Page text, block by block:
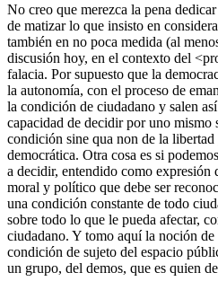
No creo que merezca la pena
de matizar lo que insisto en
también en no poca medida (al
discusión hoy, en el contexto del
falacia. Por supuesto que la
la autonomía, con el proceso de
la condición de ciudadano y salen
capacidad de decidir por uno mismo
condición sine qua non de la
democrática. Otra cosa es si
a decidir, entendido como expresión
moral y político que debe ser
una condición constante de todo
sobre todo lo que le pueda afectar,
ciudadano. Y tomo aquí la noción
condición de sujeto del espacio
un grupo, del demos, que es quien